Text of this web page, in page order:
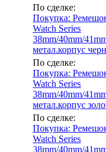
По сделке:
Покупка:
Watch Series
38mm/40mm/
метал.корпус
По сделке:
Покупка:
Watch Series
38mm/40mm/
метал.корпус
По сделке:
Покупка:
Watch Series
38mm/40mm/